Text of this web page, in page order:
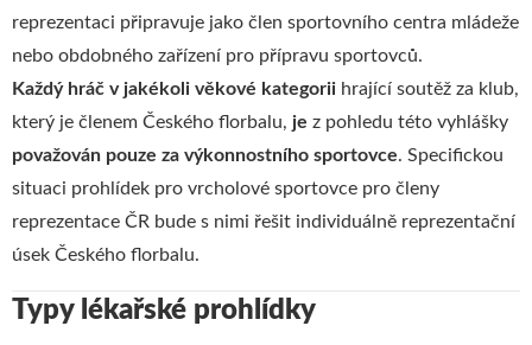
reprezentaci připravuje jako člen sportovního centra mládeže
nebo obdobného zařízení pro přípravu sportovců.
Každý hráč v jakékoli věkové kategorii hrající soutěž za klub,
který je členem Českého florbalu, je z pohledu této vyhlášky
považován pouze za výkonnostního sportovce. Specifickou
situaci prohlídek pro vrcholové sportovce pro členy
reprezentace ČR bude s nimi řešit individuálně reprezentační
úsek Českého florbalu.
Typy lékařské prohlídky